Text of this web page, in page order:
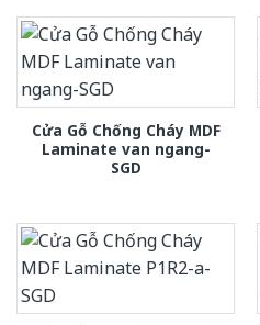
Cửa Gỗ Chống Cháy MDF
Laminate van ngang-
SGD